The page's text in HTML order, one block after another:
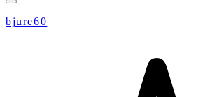
bjure60